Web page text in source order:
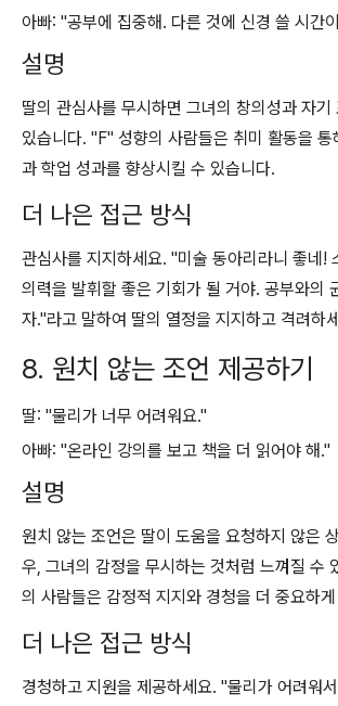
아빠: "공부에 집중해. 다른 것에 신경 쓸 시간
설명
딸의 관심사를 무시하면 그녀의 창의성과 자기
있습니다. "F" 성향의 사람들은 취미 활동을
과 학업 성과를 향상시킬 수 있습니다.
더 나은 접근 방식
관심사를 지지하세요. "미술 동아리라니 좋네!
의력을 발휘할 좋은 기회가 될 거야. 공부와의
자."라고 말하여 딸의 열정을 지지하고 격려하
8. 원치 않는 조언 제공하기
딸: "물리가 너무 어려워요."
아빠: "온라인 강의를 보고 책을 더 읽어야 해."
설명
원치 않는 조언은 딸이 도움을 요청하지 않은
우, 그녀의 감정을 무시하는 것처럼 느껴질 수
의 사람들은 감정적 지지와 경청을 더 중요하
더 나은 접근 방식
경청하고 지원을 제공하세요. "물리가 어려워